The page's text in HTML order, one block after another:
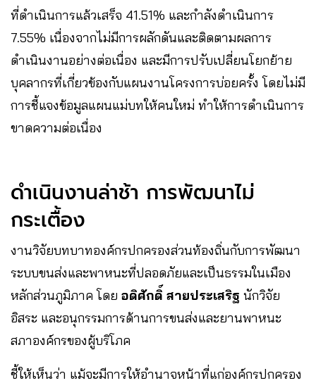
ที่ดำเนินการแล้วเสร็จ 41.51% และกำลังดำเนินการ
7.55% เนื่องจากไม่มีการผลักดันและติดตามผลการ
ดำเนินงานอย่างต่อเนื่อง และมีการปรับเปลี่ยนโยกย้าย
บุคลากรที่เกี่ยวข้องกับแผนงานโครงการบ่อยครั้ง โดยไม่มี
การชี้แจงข้อมูลแผนแม่บทให้คนใหม่ ทำให้การดำเนินการ
ขาดความต่อเนื่อง
ดำเนินงานล่าช้า การพัฒนาไม่
กระเตื้อง
งานวิจัยบทบาทองค์กรปกครองส่วนท้องถิ่นกับการพัฒนา
ระบบขนส่งและพาหนะที่ปลอดภัยและเป็นธรรมในเมือง
หลักส่วนภูมิภาค โดย อดิศักดิ์ สายประเสริฐ นักวิจัย
อิสระ และอนุกรรมการด้านการขนส่งและยานพาหนะ
สภาองค์กรของผู้บริโภค
ชี้ให้เห็นว่า แม้จะมีการให้อำนาจหน้าที่แก่องค์กรปกครอง